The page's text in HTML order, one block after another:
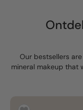
Our bestsellers
mineral makeup that